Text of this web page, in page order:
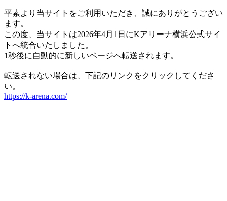
平素より当サイトをご利用いただき、誠にありがとうござい
ます。
この度、当サイトは2026年4月1日にKアリーナ横浜公式サイ
トへ統合いたしました。
1秒後に自動的に新しいページへ転送されます。
転送されない場合は、下記のリンクをクリックしてくださ
い。
https://k-arena.com/